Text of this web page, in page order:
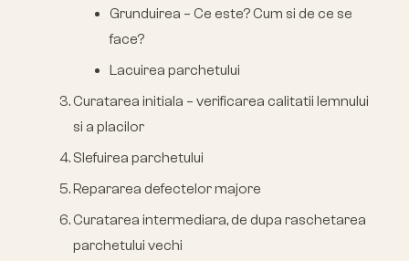
Grunduirea – Ce este? Cum si de ce se
face?
Lacuirea parchetului
Curatarea initiala – verificarea calitatii lemnului
si a placilor
Slefuirea parchetului
Repararea defectelor majore
Curatarea intermediara, de dupa raschetarea
parchetului vechi